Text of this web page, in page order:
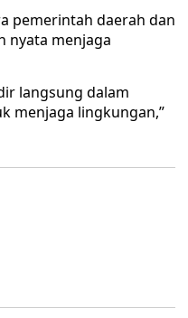
pemerintah daerah dan
nyata menjaga
langsung dalam
menjaga lingkungan,”